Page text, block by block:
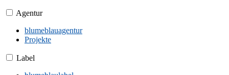
Agentur
blumeblauagentur
Projekte
Label